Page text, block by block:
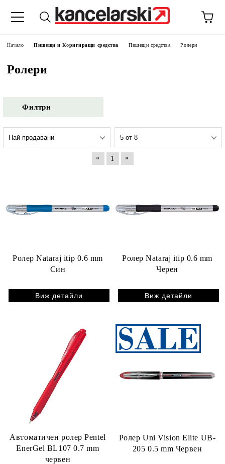
Начало Пишещи и Коригиращи средства Пишещи средства Ролери
Ролери
Филтри
« 1 »
Ролер Nataraj itip 0.6 mm
Син
Виж детайли
Ролер Nataraj itip 0.6 mm
Черен
Виж детайли
Автоматичен ролер Pentel
EnerGel BL107 0.7 mm
червен
Ролер Uni Vision Elite UB-
205 0.5 mm Червен